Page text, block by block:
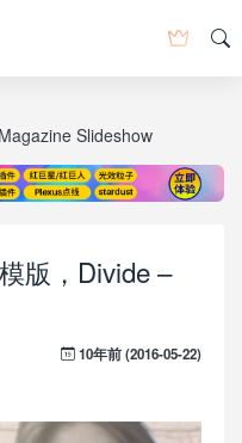
Slideshow
版，Divide –
10年前 (2016-05-22)